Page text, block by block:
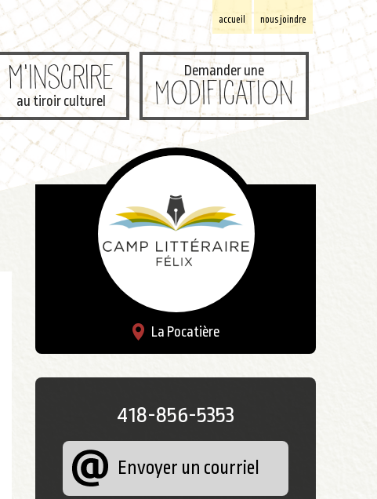
accueil nous joindre
M'inscrire
au tiroir culturel
Demander une
modification
La Pocatière
418-856-5353
Envoyer un courriel